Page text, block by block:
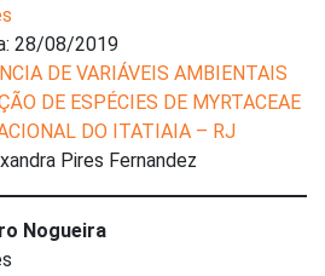
28/08/2019
DE VARIÁVEIS AMBIENTAIS
DE ESPÉCIES DE MYRTACEAE
DO ITATIAIA – RJ
Pires Fernandez
Nogueira